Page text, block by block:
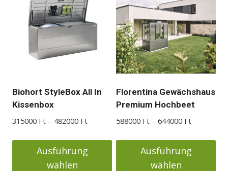
Biohort StyleBox All In
Kissenbox
315000 Ft – 482000 FtPreisspanne:
bis
482000 Ft
Ausführung
wählen
Florentina Gewächshaus
Premium Hochbeet
588000 Ft – 644000 Ft
bis
644000 Ft
Ausführung
wählen